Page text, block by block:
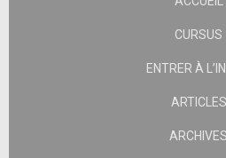
CURSUS
ENTRER À
ARTICLES
ARCHIVES